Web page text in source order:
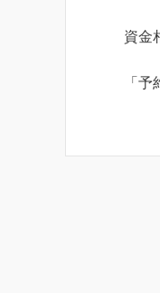
資金
「